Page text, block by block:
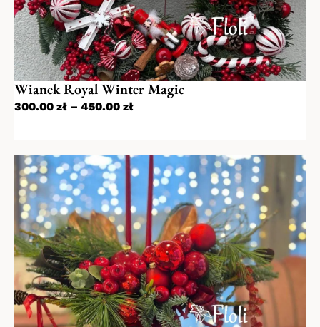
Wianek Royal Winter Magic
300.00 zł – 450.00 zł